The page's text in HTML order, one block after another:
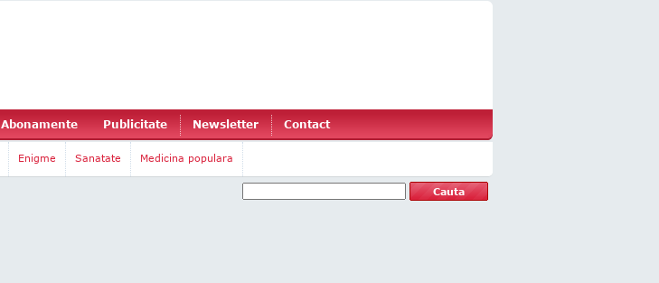
Abonamente Publicitate Newsletter Contact
Enigme Sanatate Medicina populara